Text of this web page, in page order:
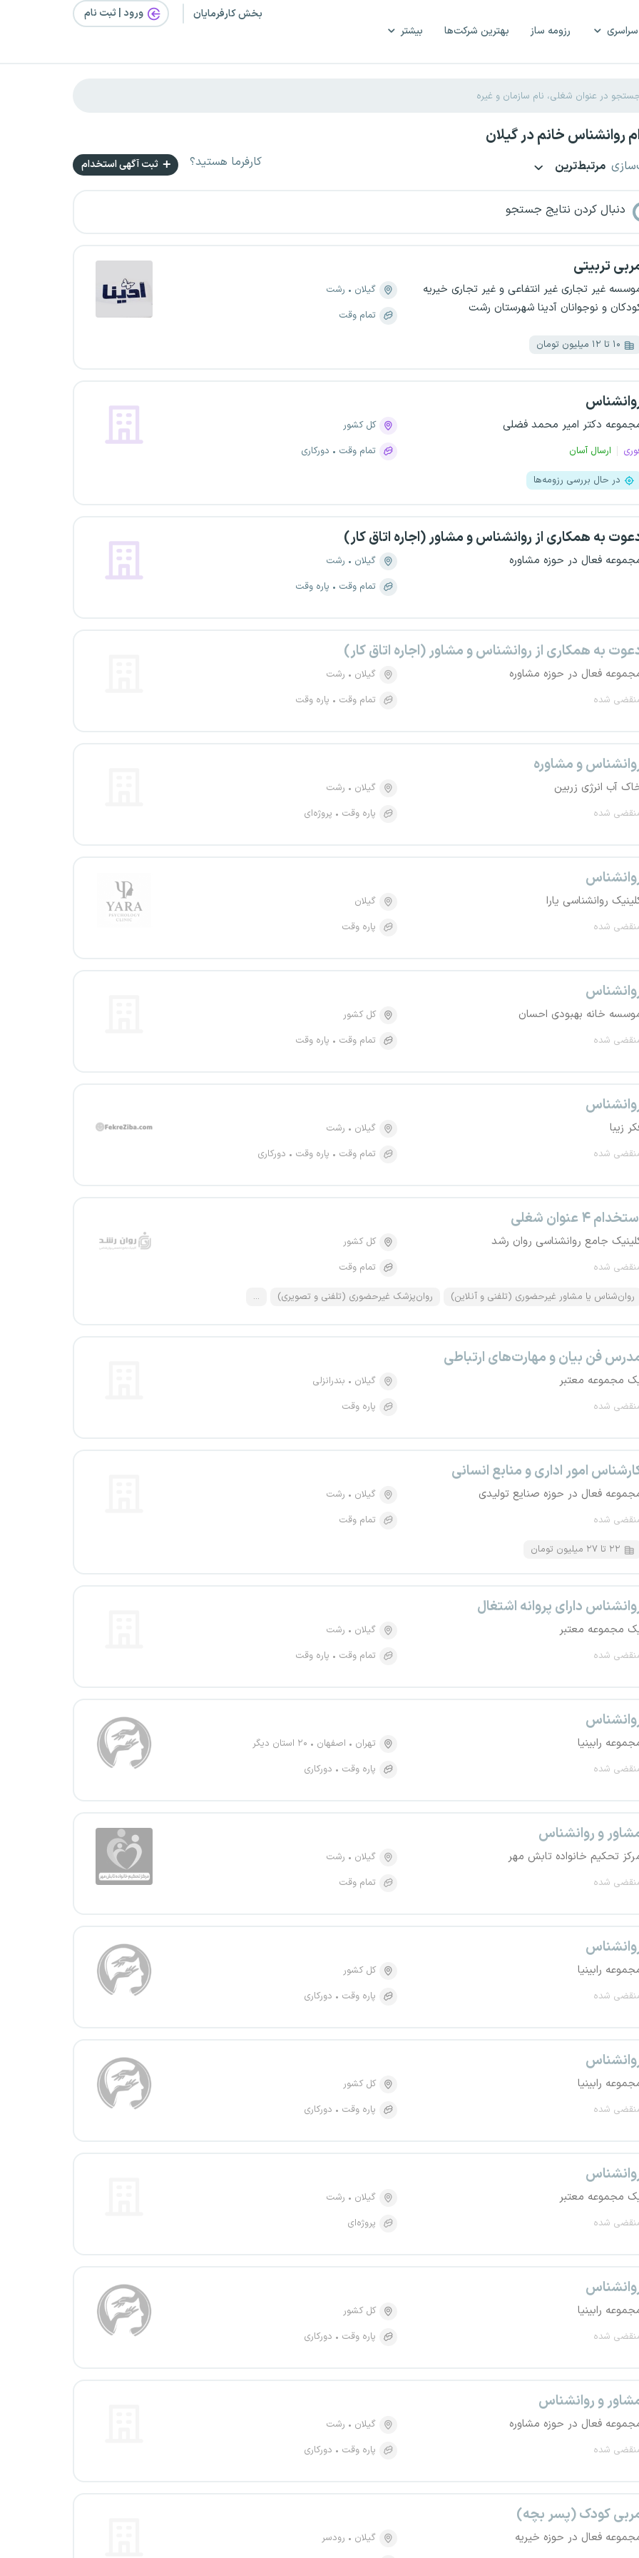
رزومه ساز بهترین شرکت‌ها بیشتر
بخش کارفرمایان ورود | ثبت‌ نام
روانشناس خانم در گیلان
مرتبط‌ترین کارفرما هستید؟ ثبت آگهی استخدام
دنبال کردن نتایج جستجو
تربیتی
غیر تجاری غیر انتفاعی و غیر تجاری خیریه
و نوجوانان آدینا شهرستان رشت
گیلان
رشت
تمام وقت
۱۰ تا ۱۲ میلیون تومان
دکتر امیر محمد فضلی
ارسال آسان
کل کشور
تمام وقت
دورکاری
در حال بررسی رزومه‌ها
به همکاری از روانشناس و مشاور (اجاره اتاق کار)
فعال در حوزه مشاوره گیلان
رشت
تمام وقت
پاره وقت
به همکاری از روانشناس و مشاور (اجاره اتاق کار)
فعال در حوزه مشاوره
شده
گیلان
رشت
تمام وقت
پاره وقت
و مشاوره
آب انرژی زربین
شده
گیلان
رشت
پاره وقت
پروژه‌ای
روانشناسی یارا
شده
گیلان
پاره وقت
خانه بهبودی احسان
شده
کل کشور
تمام وقت
پاره وقت
زیبا
شده
گیلان
رشت
تمام وقت
پاره وقت دورکاری
۴ عنوان شغلی
جامع روانشناسی روان رشد
شده
کل کشور
تمام وقت
روان‌شناس یا مشاور غیرحضوری (تلفنی و آنلاین) روان‌پزشک غیرحضوری (تلفنی و تصویری) ...
فن بیان و مهارت‌های ارتباطی
مجموعه معتبر
شده
گیلان
بندرانزلی
پاره وقت
امور اداری و منابع انسانی
فعال در حوزه صنایع تولیدی
شده
گیلان
رشت
تمام وقت
۲۲ تا ۲۷ میلیون تومان
دارای پروانه اشتغال
مجموعه معتبر
شده
گیلان
رشت
تمام وقت
پاره وقت
رابینیا
شده
تهران اصفهان
۲۰ استان دیگر
پاره وقت
دورکاری
و روانشناس
تحکیم خانواده تابش مهر
شده
گیلان
رشت
تمام وقت
رابینیا
شده
کل کشور
پاره وقت
دورکاری
رابینیا
شده
کل کشور
پاره وقت
دورکاری
مجموعه معتبر
شده
گیلان
رشت
پروژه‌ای
رابینیا
شده
کل کشور
پاره وقت
دورکاری
و روانشناس
فعال در حوزه مشاوره
شده
گیلان
رشت
پاره وقت
دورکاری
کودک (پسر بچه)
فعال در حوزه خیریه گیلان
رودسر